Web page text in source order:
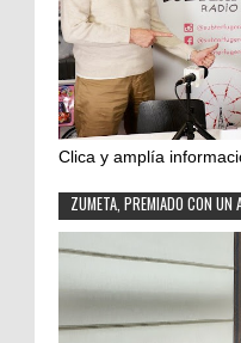
Clica y amplía
ZUMETA, PREMIADO CON UN